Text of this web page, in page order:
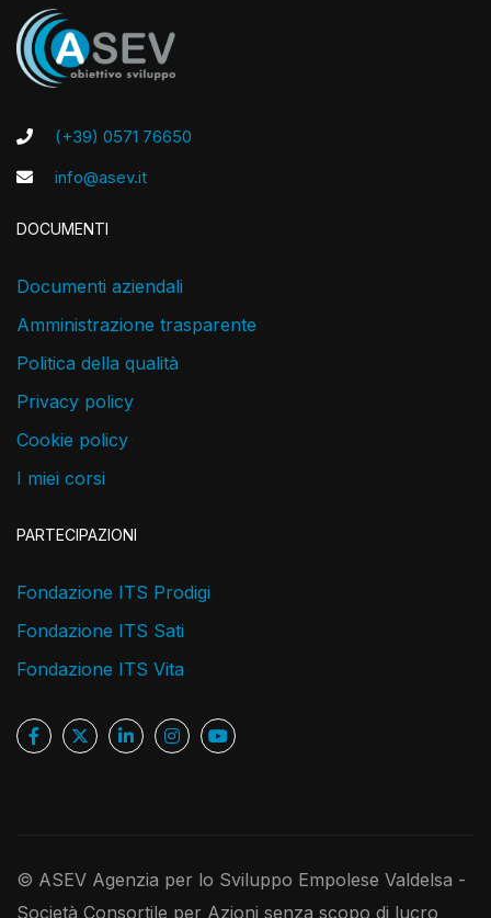
(+39) 0571 76650
info@asev.it
DOCUMENTI
Documenti aziendali
Amministrazione trasparente
Politica della qualità
Privacy policy
Cookie policy
I miei corsi
PARTECIPAZIONI
Fondazione ITS Prodigi
Fondazione ITS Sati
Fondazione ITS Vita
© ASEV Agenzia per lo Sviluppo Empolese Valdelsa -
Società Consortile per Azioni senza scopo di lucro